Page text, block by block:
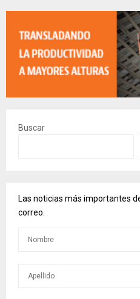
Buscar
Las noticias más importantes
correo.